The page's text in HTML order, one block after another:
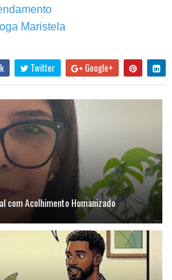
Maristela
Twitter Google+
com Acolhimento Humanizado